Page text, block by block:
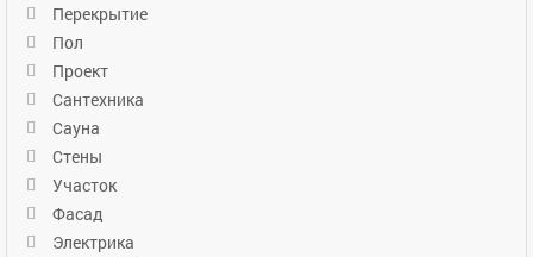
Перекрытие
Пол
Проект
Сантехника
Сауна
Стены
Участок
Фасад
Электрика